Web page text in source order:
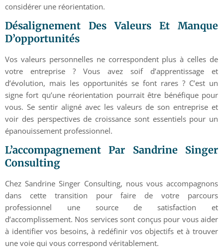
considérer une réorientation.
Désalignement Des Valeurs Et Manque
D’opportunités
Vos valeurs personnelles ne correspondent plus à celles de
votre entreprise ? Vous avez soif d’apprentissage et
d’évolution, mais les opportunités se font rares ? C’est un
signe fort qu’une réorientation pourrait être bénéfique pour
vous. Se sentir aligné avec les valeurs de son entreprise et
voir des perspectives de croissance sont essentiels pour un
épanouissement professionnel.
L’accompagnement Par Sandrine Singer
Consulting
Chez Sandrine Singer Consulting, nous vous accompagnons
dans cette transition pour faire de votre parcours
professionnel une source de satisfaction et
d’accomplissement. Nos services sont conçus pour vous aider
à identifier vos besoins, à redéfinir vos objectifs et à trouver
une voie qui vous correspond véritablement.